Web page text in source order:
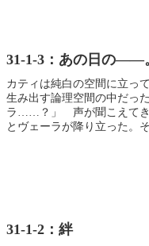
31-1-3：あの日の――
カティは純白の空間に立っ
生み出す論理空間の中だっ
ラ……？」 声が聞こえてき
とヴェーラが降り立った。
31-1-2：絆